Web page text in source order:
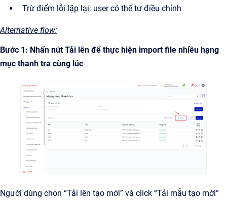
Trừ điểm lỗi lặp lại: user có thể tự điều chỉnh
Alternative flow:
Bước 1: Nhấn nút Tải lên để thực hiện import file nhiều hạng
mục thanh tra cùng lúc
Người dùng chọn “Tải lên tạo mới” và click “Tải mẫu tạo mới”